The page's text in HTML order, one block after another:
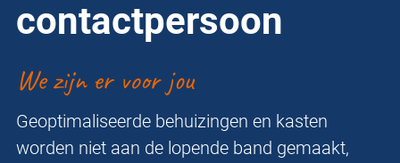
contactpersoon
We zijn er voor jou
Geoptimaliseerde behuizingen en kasten
worden niet aan de lopende band gemaakt,